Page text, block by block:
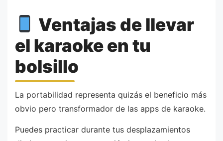
Ventajas de llevar
el karaoke en tu
bolsillo
La portabilidad representa quizás el beneficio más
obvio pero transformador de las apps de karaoke.
Puedes practicar durante tus desplazamientos